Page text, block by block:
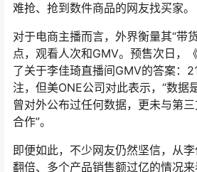
难抢、抢到数件商品的网友找买家。
对于电商主播而言，外界衡量其“带
点，观看人次和GMV。预售次日，
了关于李佳琦直播间GMV的答案：
注，但美ONE公司对此表示，“数据
曾对外公布过任何数据，更未与第
合作”。
即便如此，不少网友仍然坚信，从
翻倍、多个产品销售额过亿的情况